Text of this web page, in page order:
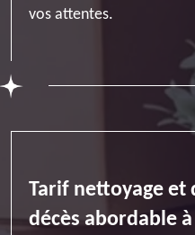
vos attentes.
Tarif nettoyage et
décès abordable